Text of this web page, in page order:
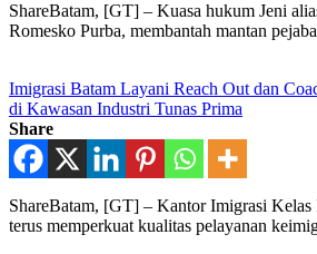
ShareBatam, [GT] – Kuasa hukum Jeni
Romesko Purba, membantah mantan
Imigrasi Batam Layani Reach Out dan
di Kawasan Industri Tunas Prima
Share
ShareBatam, [GT] – Kantor Imigrasi
terus memperkuat kualitas pelayanan